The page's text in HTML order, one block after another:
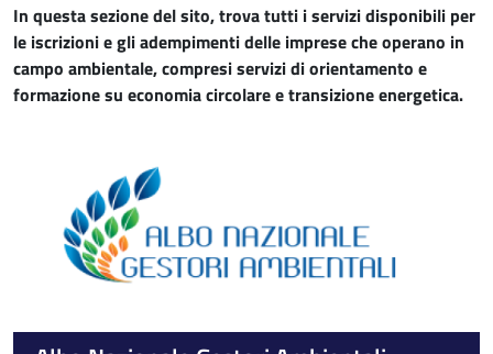
In questa sezione del sito, trova tutti i servizi disponibili per
le iscrizioni e gli adempimenti delle imprese che operano in
campo ambientale, compresi servizi di orientamento e
formazione su economia circolare e transizione energetica.